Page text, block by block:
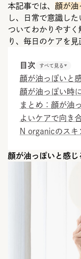
本記事では、 顔が油
し、日常で意識し
ついてわかりやす
り、毎日のケアを
目次 すべて見る
顔が油っぽいと
顔が油っぽい時
まとめ：顔が油
よいケアで向き
N organicのスキ
顔が油っぽいと感じ